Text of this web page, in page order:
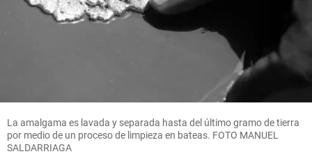
La amalgama es lavada y separada hasta del último gramo de tierra
por medio de un proceso de limpieza en bateas. FOTO MANUEL
SALDARRIAGA